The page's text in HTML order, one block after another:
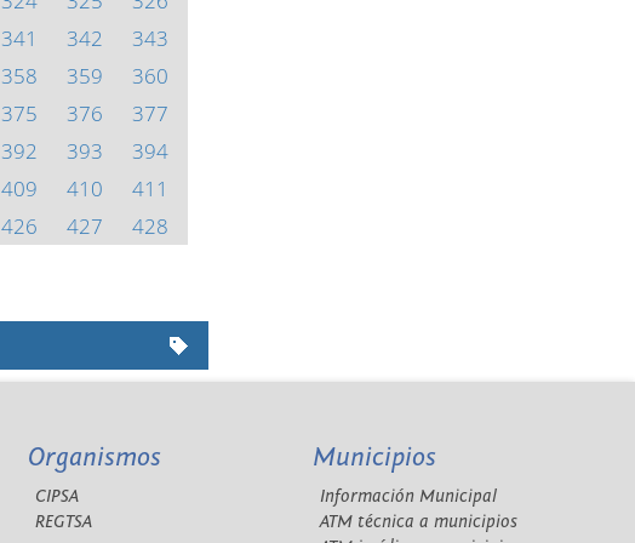
341 342
343
358 359
360
375 376
377
392 393
394
409 410
411
426 427
428
Organismos
CIPSA
REGTSA
Municipios
Información Municipal
ATM técnica a municipios